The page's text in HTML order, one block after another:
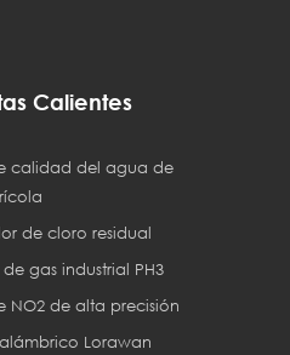
Calientes
calidad del agua de
de cloro residual
gas industrial PH3
NO2 de alta precisión
Lorawan